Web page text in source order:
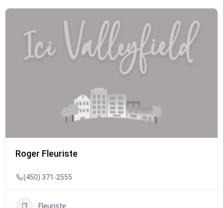
Roger Fleuriste
(450) 371-2555
Fleuriste